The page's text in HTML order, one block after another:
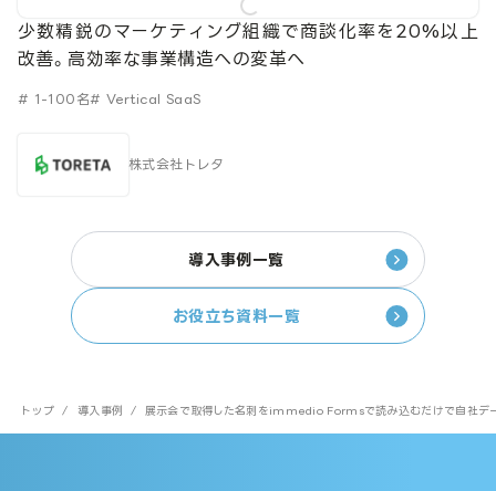
少数精鋭のマーケティング組織で商談化率を20%以上
改善。高効率な事業構造への変革へ
# 1-100名# Vertical SaaS
株式会社トレタ
導入事例一覧
お役立ち資料一覧
トップ / 導入事例 / 展示会で取得した名刺をimmedio Formsで読み込むだけで自社デ